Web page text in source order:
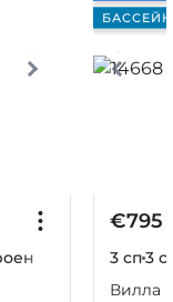
БАССЕЙН
€795
3 сп3
Вилла